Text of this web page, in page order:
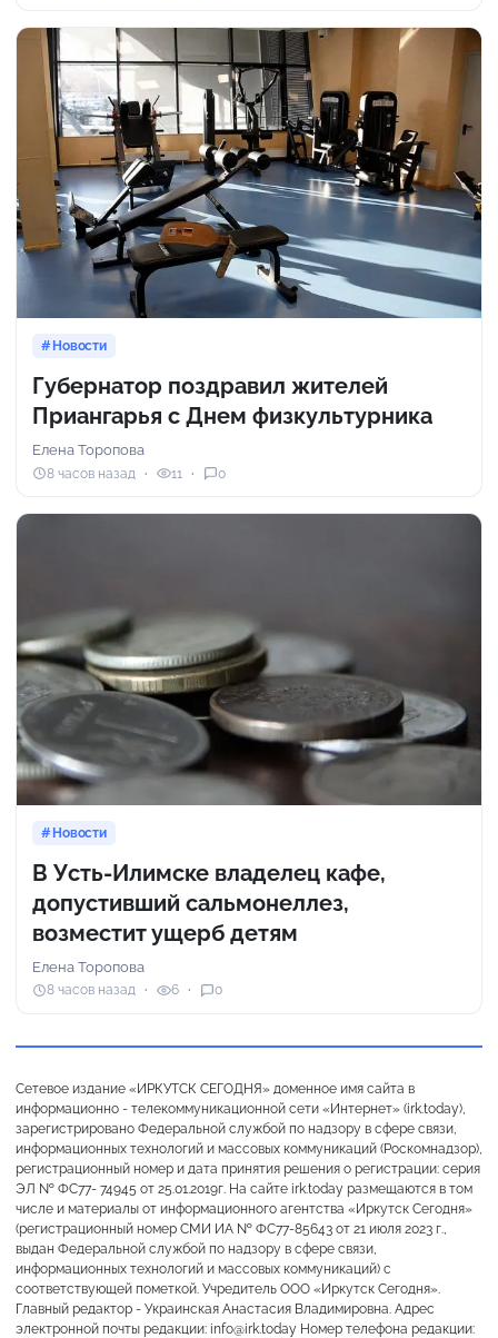
Новости
Губернатор поздравил жителей
Приангарья с Днем физкультурника
Елена Торопова
8 часов назад 11 0
Новости
В Усть-Илимске владелец кафе,
допустивший сальмонеллез,
возместит ущерб детям
Елена Торопова
8 часов назад 6 0
Сетевое издание «ИРКУТСК СЕГОДНЯ» доменное имя сайта в
информационно - телекоммуникационной сети «Интернет» (irk.today),
зарегистрировано Федеральной службой по надзору в сфере связи,
информационных технологий и массовых коммуникаций (Роскомнадзор),
регистрационный номер и дата принятия решения о регистрации: серия
ЭЛ № ФС77- 74945 от 25.01.2019г. На сайте irk.today размещаются в том
числе и материалы от информационного агентства «Иркутск Сегодня»
(регистрационный номер СМИ ИА № ФС77-85643 от 21 июля 2023 г.,
выдан Федеральной службой по надзору в сфере связи,
информационных технологий и массовых коммуникаций) с
соответствующей пометкой. Учредитель ООО «Иркутск Сегодня».
Главный редактор - Украинская Анастасия Владимировна. Адрес
электронной почты редакции: info@irk.today Номер телефона редакции: